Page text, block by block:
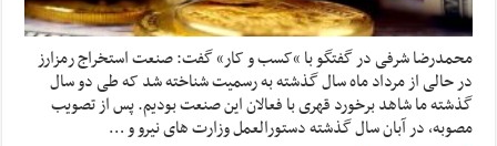
محمدرضا شرفی در گفتگو با »کسب و کار» گفت: صنعت استخراج رمزارز
در حالی از مرداد ماه سال گذشته به رسمیت شناخته شد که طی دو سال
گذشته ما شاهد برخورد قهری با فعالان این صنعت بودیم. پس از تصویب
مصوبه، در آبان سال گذشته دستورالعمل وزارت های نیرو و …